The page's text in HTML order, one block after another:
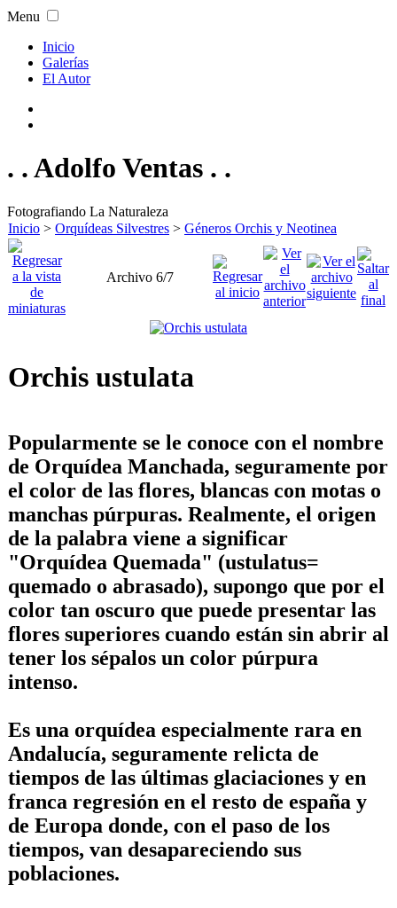
Menu
Inicio
Galerías
El Autor
. . Adolfo Ventas . .
Fotografiando La Naturaleza
Inicio > Orquídeas Silvestres > Géneros Orchis y Neotinea
Archivo 6/7
Orchis ustulata
Popularmente se le conoce con el nombre
de Orquídea Manchada, seguramente por
el color de las flores, blancas con motas o
manchas púrpuras. Realmente, el origen
de la palabra viene a significar
"Orquídea Quemada" (ustulatus=
quemado o abrasado), supongo que por el
color tan oscuro que puede presentar las
flores superiores cuando están sin abrir al
tener los sépalos un color púrpura
intenso.
Es una orquídea especialmente rara en
Andalucía, seguramente relicta de
tiempos de las últimas glaciaciones y en
franca regresión en el resto de españa y
de Europa donde, con el paso de los
tiempos, van desapareciendo sus
poblaciones.